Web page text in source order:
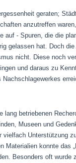
geraten;
anzutreffen
auf - Spuren, die die
gelassen hat. Doch
nicht. Diese noch
und daraus zu
lang betriebenen
Museen und
vielfach Unterstützung
Materialien konnte das
Besonders oft